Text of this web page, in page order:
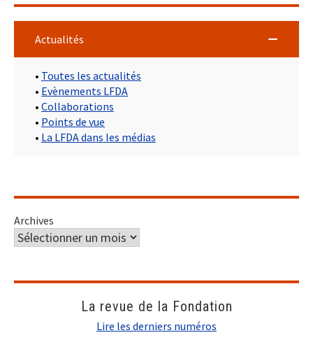
Actualités
• Toutes les actualités
• Evènements LFDA
• Collaborations
• Points de vue
• La LFDA dans les médias
Archives
La revue de la Fondation
Lire les derniers numéros